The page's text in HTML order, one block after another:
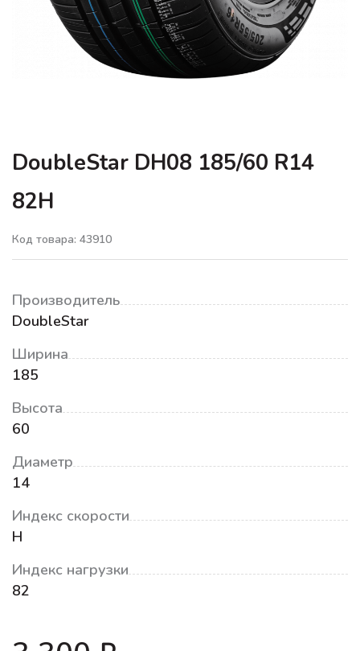
DoubleStar DH08 185/60 R14
82H
Код товара: 43910
Производитель
DoubleStar
Ширина
185
Высота
60
Диаметр
14
Индекс скорости
H
Индекс нагрузки
82